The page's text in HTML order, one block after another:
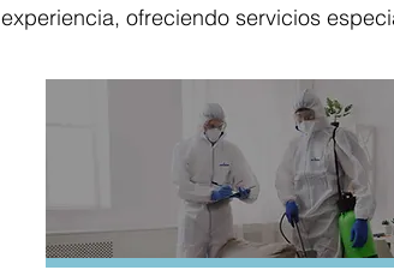
experiencia, ofreciendo servicios